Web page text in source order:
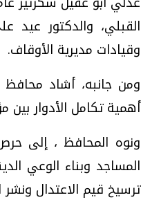
القبلي، والدكتور عيد
وقيادات مديرية الأوقاف.
ومن جانبه، أشاد
أهمية تكامل الأدوار
ونوه المحافظ ، إلى
المساجد وبناء الوعي
ترسيخ قيم الاعتدال